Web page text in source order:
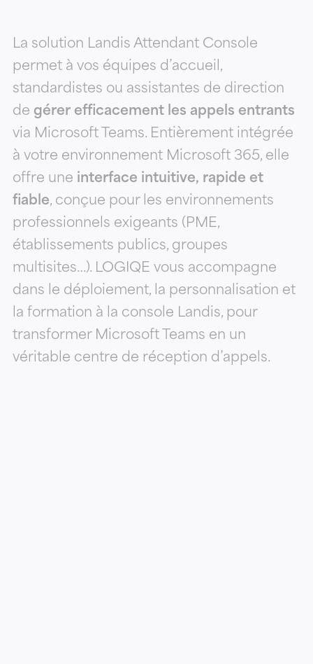
La solution Landis Attendant Console
permet à vos équipes d’accueil,
standardistes ou assistantes de direction
de gérer efficacement les appels entrants
via Microsoft Teams. Entièrement intégrée
à votre environnement Microsoft 365, elle
offre une interface intuitive, rapide et
fiable, conçue pour les environnements
professionnels exigeants (PME,
établissements publics, groupes
multisites…). LOGIQE vous accompagne
dans le déploiement, la personnalisation et
la formation à la console Landis, pour
transformer Microsoft Teams en un
véritable centre de réception d’appels.